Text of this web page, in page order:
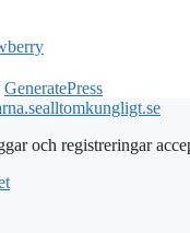
GeneratePress
alltomkungligt.se
och registreringar